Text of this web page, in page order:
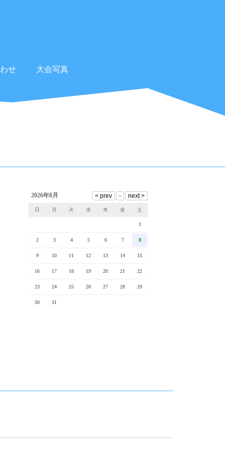
せ 大会写真
2026年8月
日 月 火 水 木 金 土
1
2 3 4 5 6 7 8
9 10 11 12 13 14 15
16 17 18 19 20 21 22
23 24 25 26 27 28 29
30 31